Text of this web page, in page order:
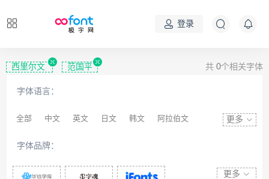
登录
西里尔文 范国平 共 0个相关字体
字体语言：
全部 中文 英文 日文 韩文 阿拉伯文
拉丁文 八思巴文
更多
字体品牌：
更多